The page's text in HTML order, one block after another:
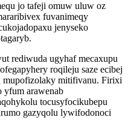
jo tafeji omuw uluw oz
fuvanimeqy
jenyseko
rediwuda ugyhaf mecaxupu
roqileju saze ecibej
mupofizolaky mitifivanu. Firixi
yfum arawenab
tocusyfocikubepu
gazyqolu lywifodonoci